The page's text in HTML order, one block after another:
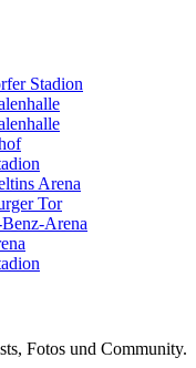
Stadion
Arena
Tor
Arena
Fotos und Community.